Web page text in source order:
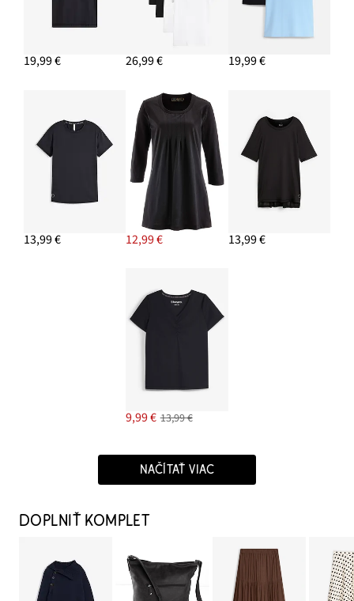
19,99 € 26,99 € 19,99 €
13,99 € 12,99 € 13,99 €
9,99 € 13,99 €
NAČÍTAŤ VIAC
DOPLNIŤ KOMPLET